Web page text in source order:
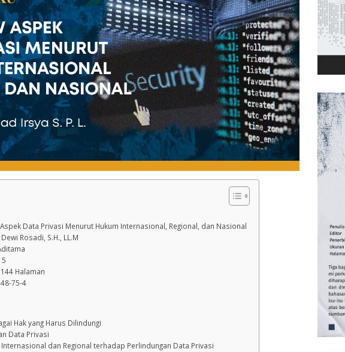
Data Privasi Menurut Hukum Internasional, Regional, dan Nasional
Rosadi, S.H., LL.M
Halaman
75-4
Hak yang Harus Dilindungi
Data Privasi
Internasional dan Regional terhadap Perlindungan Data Privasi